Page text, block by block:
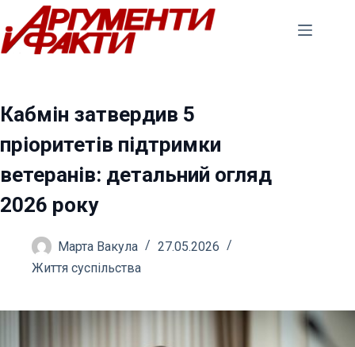
Перейти
до
вмісту
Кабмін затвердив 5
пріоритетів підтримки
ветеранів: детальний огляд
2026 року
Марта Вакула
27.05.2026
Життя суспільства